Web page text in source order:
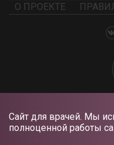
Сайт для врачей. Мы
полноценной работы
О ПРОЕКТЕ